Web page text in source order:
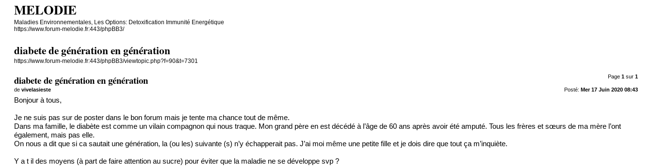
MELODIE
Maladies Environnementales, Les Options: Detoxification Immunité Energétique
https://www.forum-melodie.fr:443/phpBB3/
diabete de génération en génération
https://www.forum-melodie.fr:443/phpBB3/viewtopic.php?f=90&t=7301
Page 1sur 1
diabete de génération en génération
Posté: Mer 17 Juin 2020 08:43
devivelasieste
Bonjour à tous,
Je ne suis pas sur de poster dans le bon forum mais je tente ma chance tout de même.
Dans ma famille, le diabète est comme un vilain compagnon qui nous traque. Mon grand père en est décédé à l’âge de 60 ans après avoir été amputé. Tous les frères et sœurs de ma mère l’ont
également, mais pas elle.
On nous a dit que si ca sautait une génération, la (ou les) suivante (s) n’y échapperait pas. J’ai moi même une petite fille et je dois dire que tout ça m’inquiète.
Y a t il des moyens (à part de faire attention au sucre) pour éviter que la maladie ne se développe svp ?